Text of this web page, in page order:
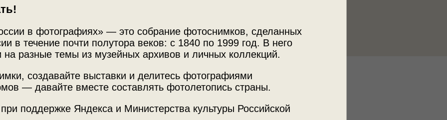
в фотографиях» — это собрание фотоснимков, сделанных
в течение почти полутора веков: с 1840 по 1999 год. В него
на разные темы из музейных архивов и личных коллекций.
создавайте выставки и делитесь фотографиями
— давайте вместе составлять фотолетопись страны.
поддержке Яндекса и Министерства культуры Российской
Источник
МАММ / МДФ
шпана